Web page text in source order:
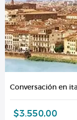
Conversación en
$3.550,00